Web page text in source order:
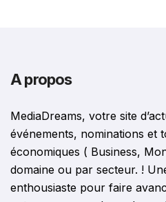
A propos
MediaDreams, votre site
événements, nominations et
économiques ( Business,
domaine ou par secteur. !
enthousiaste pour faire